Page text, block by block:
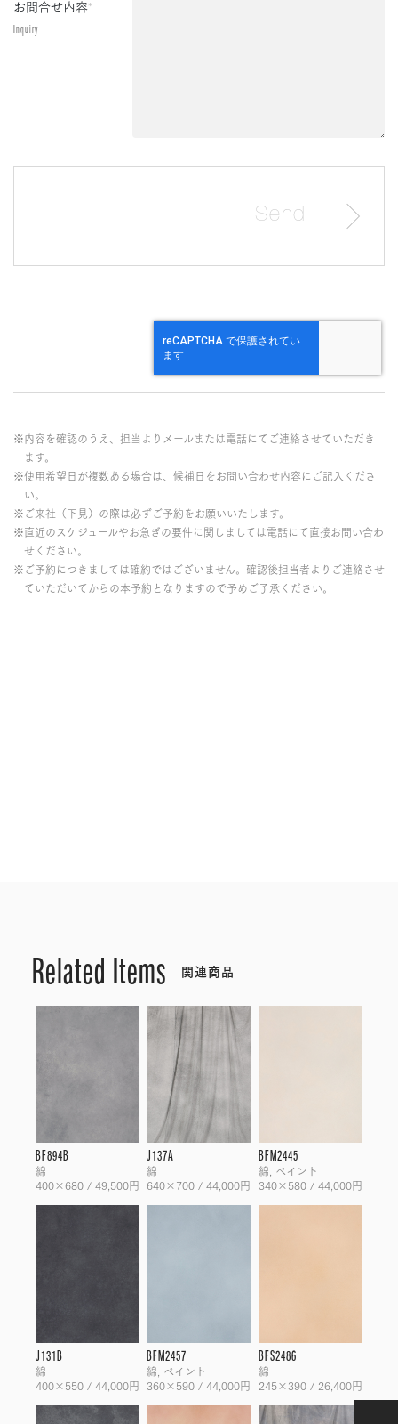
お問合せ内容*
Inquiry
※内容を確認のうえ、担当よりメールまたは電話にてご連絡させていただき
ます。
※使用希望日が複数ある場合は、候補日をお問い合わせ内容にご記入くださ
い。
※ご来社（下見）の際は必ずご予約をお願いいたします。
※直近のスケジュールやお急ぎの要件に関しましては電話にて直接お問い合わ
せください。
※ご予約につきましては確約ではございません。確認後担当者よりご連絡させ
ていただいてからの本予約となりますので予めご了承ください。
Related Items 関連商品
BF894B
綿
400×680 / 49,500円
J137A
綿
640×700 / 44,000円
BFM2445
綿, ペイント
340×580 / 44,000円
J131B
綿
400×550 / 44,000円
BFM2457
綿, ペイント
360×590 / 44,000円
BFS2486
綿
245×390 / 26,400円